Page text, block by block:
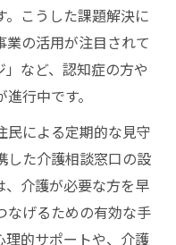
こうした課題解決に
の活用が注目されて
など、認知症の方や
行中です。
民による定期的な見守
した介護相談窓口の設
、介護が必要な方を早
なげるための有効な手
理的サポートや、介護